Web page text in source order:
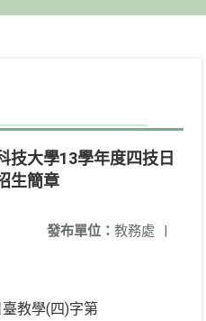
技大學13學年度四技日
生簡章
發布單位： 教務處 |
教學(四)字第